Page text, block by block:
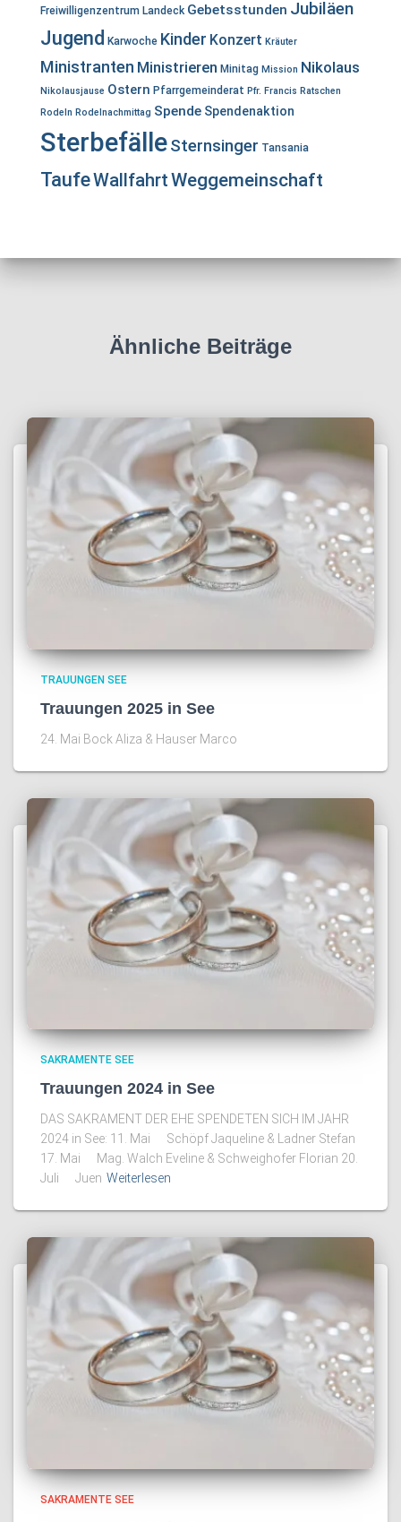
Freiwilligenzentrum Landeck Gebetsstunden Jubiläen
Jugend Karwoche Kinder Konzert Kräuter
Ministranten Ministrieren Minitag Mission Nikolaus
Nikolausjause Ostern Pfarrgemeinderat Pfr. Francis Ratschen
Rodeln Rodelnachmittag Spende Spendenaktion
SterbefälleSternsinger Tansania
TaufeWallfahrtWeggemeinschaft
Ähnliche Beiträge
TRAUUNGEN SEE
Trauungen 2025 in See
24. Mai Bock Aliza & Hauser Marco
SAKRAMENTE SEE
Trauungen 2024 in See
DAS SAKRAMENT DER EHE SPENDETEN SICH IM JAHR
2024 in See: 11. Mai Schöpf Jaqueline & Ladner Stefan
17. Mai Mag. Walch Eveline & Schweighofer Florian 20.
Juli Juen Weiterlesen
SAKRAMENTE SEE